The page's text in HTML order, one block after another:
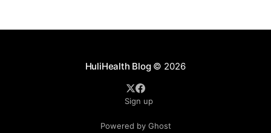
HuliHealth Blog© 2026
Sign up
Powered by Ghost